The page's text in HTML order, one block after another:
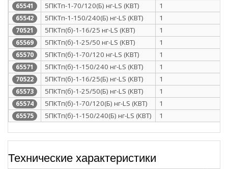
65541 5ПКТп-1-70/120(Б) нг-LS (КВТ) 1
65542 5ПКТп-1-150/240(Б) нг-LS (КВТ) 1
70521 5ПКТп(б)-1-16/25 нг-LS (КВТ) 1
65569 5ПКТп(б)-1-25/50 нг-LS (КВТ) 1
65570 5ПКТп(б)-1-70/120 нг-LS (КВТ) 1
65571 5ПКТп(б)-1-150/240 нг-LS (КВТ) 1
70522 5ПКТп(б)-1-16/25(Б) нг-LS (КВТ) 1
65573 5ПКТп(б)-1-25/50(Б) нг-LS (КВТ) 1
65574 5ПКТп(б)-1-70/120(Б) нг-LS (КВТ) 1
65575 5ПКТп(б)-1-150/240(Б) нг-LS (КВТ) 1
Технические характеристики